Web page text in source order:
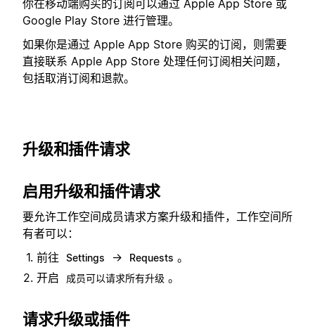
你在移动端购买的订阅可以通过 Apple App Store 或
Google Play Store 进行管理。
如果你是通过 Apple App Store 购买的订阅，则需要
直接联系 Apple App Store 处理任何订阅相关问题，
包括取消订阅和退款。
升级和插件请求
启用升级和插件请求
要允许工作空间成员请求方案升级和插件，工作空间所
有者可以：
前往
Settings → Requests 。
开启
成员可以请求所有升级 。
请求升级或插件